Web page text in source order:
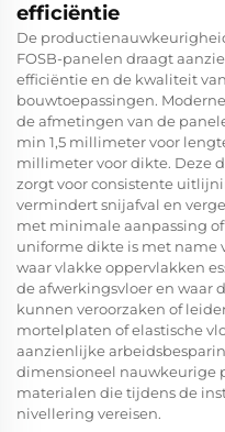
efficiëntie
De
FOSB-panelen draagt
efficiëntie en de kwaliteit
bouwtoepassingen.
de afmetingen van de
min 1,5 millimeter voor
millimeter voor dikte. Deze
zorgt voor consistente
vermindert snijafval en
met minimale aanpassing
uniforme dikte is met name
waar vlakke oppervlakken
de afwerkingsvloer en waar
kunnen veroorzaken of
mortelplaten of elastische
aanzienlijke
dimensioneel nauwkeurige
materialen die tijdens de
nivellering vereisen.